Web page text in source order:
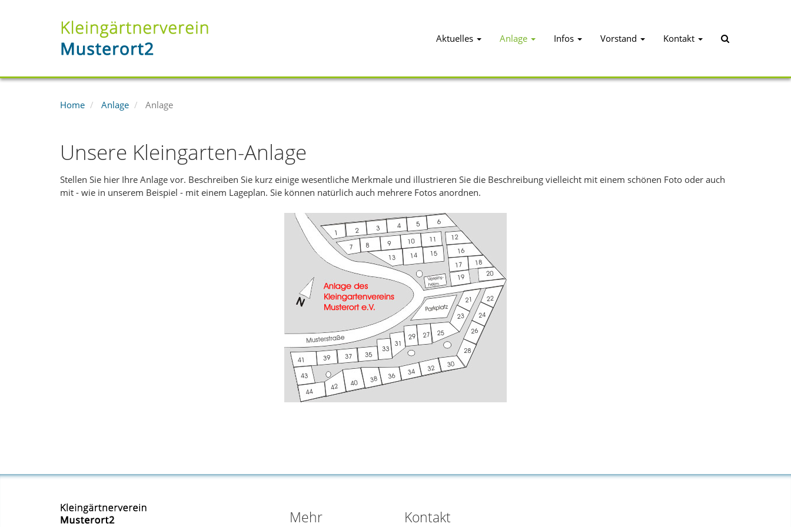
Aktuelles Anlage Infos Vorstand Kontakt
sind
Home Anlage Anlage
Unsere Kleingarten-Anlage
Stellen Sie hier Ihre Anlage vor. Beschreiben Sie kurz einige wesentliche Merkmale und illustrieren Sie die Beschreibung vielleicht mit einem schönen Foto oder auch
mit - wie in unserem Beispiel - mit einem Lageplan. Sie können natürlich auch mehrere Fotos anordnen.
Mehr Kontakt